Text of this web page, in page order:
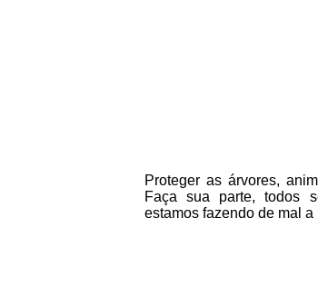
Proteger as árvores,
Faça sua parte, todos
estamos fazendo de mal a